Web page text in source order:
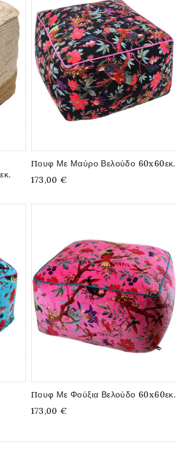
Πουφ Με Μαύρο Βελούδο 60x60εκ.
173,00 €
Πουφ Με Φούξια Βελούδο 60x60εκ.
173,00 €